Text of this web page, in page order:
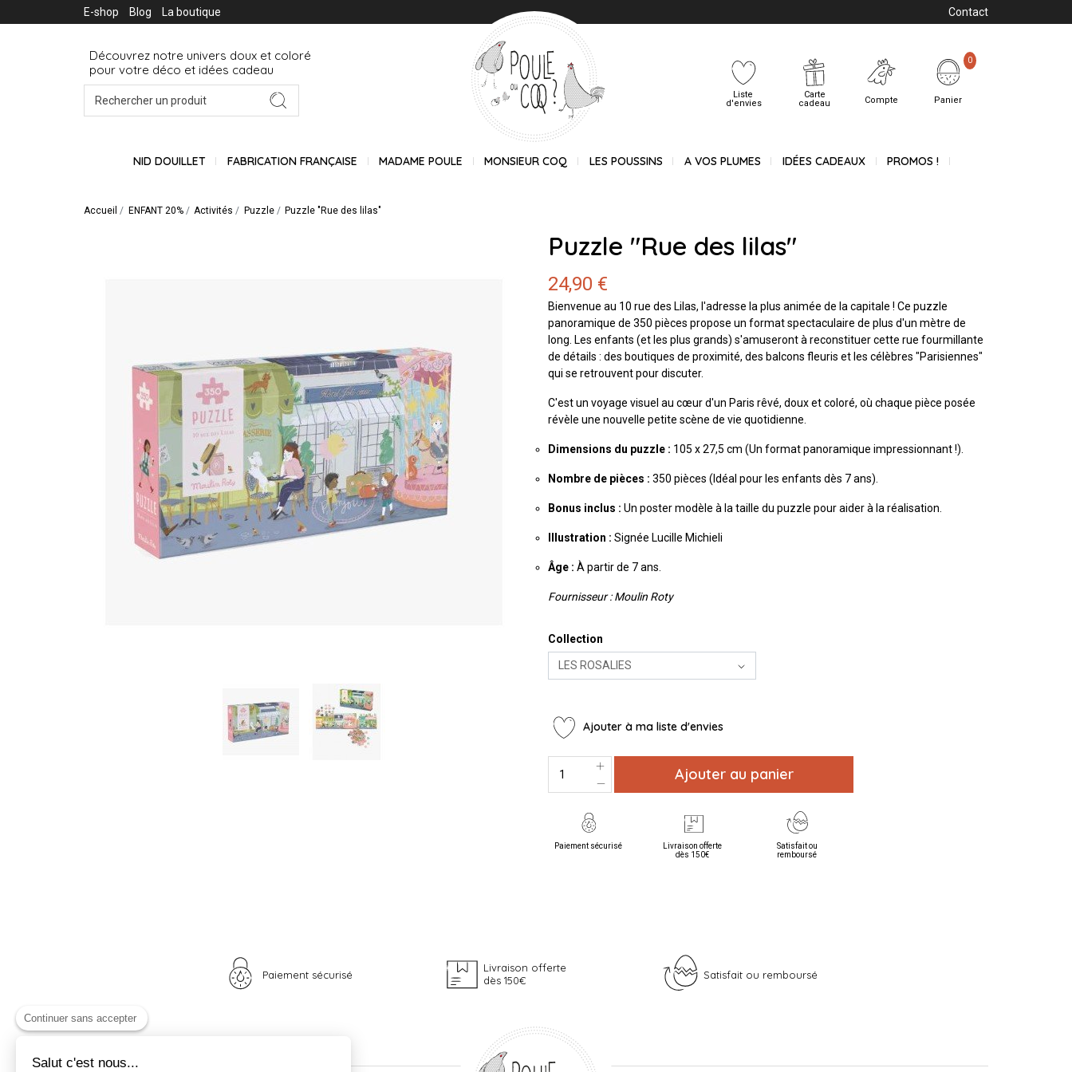
E-shop Blog La boutique Contact
Découvrez notre univers doux et coloré
pour votre déco et idées cadeau
Liste
d'envies
Carte
cadeau
Compte Panier
0
NID DOUILLET FABRICATION FRANÇAISE MADAME POULE MONSIEUR COQ LES POUSSINS A VOS PLUMES IDÉES CADEAUX PROMOS !
Accueil ENFANT 20% Activités Puzzle Puzzle "Rue des lilas"
Puzzle "Rue des lilas"
24,90 €
Bienvenue au 10 rue des Lilas, l'adresse la plus animée de la capitale ! Ce puzzle
panoramique de 350 pièces propose un format spectaculaire de plus d'un mètre de
long. Les enfants (et les plus grands) s'amuseront à reconstituer cette rue fourmillante
de détails : des boutiques de proximité, des balcons fleuris et les célèbres "Parisiennes"
qui se retrouvent pour discuter.
C'est un voyage visuel au cœur d'un Paris rêvé, doux et coloré, où chaque pièce posée
révèle une nouvelle petite scène de vie quotidienne.
Dimensions du puzzle : 105 x 27,5 cm (Un format panoramique impressionnant !).
Nombre de pièces : 350 pièces (Idéal pour les enfants dès 7 ans).
Bonus inclus : Un poster modèle à la taille du puzzle pour aider à la réalisation.
Illustration : Signée Lucille Michieli
Âge : À partir de 7 ans.
Fournisseur : Moulin Roty
Collection
Ajouter à ma liste d'envies
Ajouter au panier
Paiement sécurisé
Livraison offerte
dès 150€
Satisfait ou
remboursé
Paiement sécurisé
Livraison offerte
dès 150€
Satisfait ou remboursé
Continuer sans accepter
Salut c'est nous...